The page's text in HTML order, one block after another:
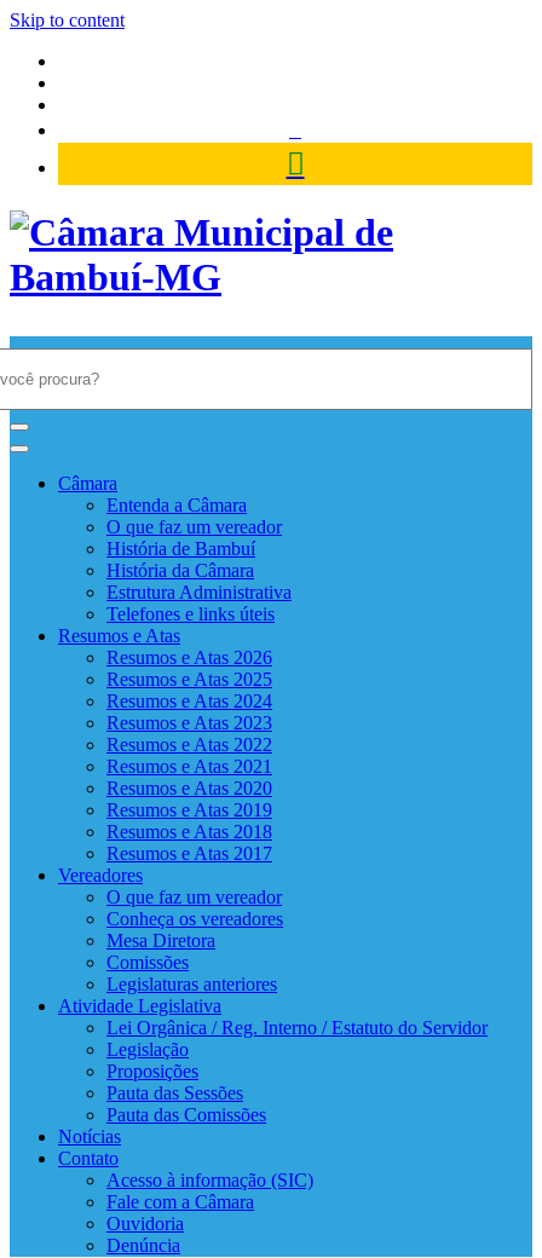
Skip to content
Câmara Municipal de Bambuí-
MG
Câmara
Entenda a Câmara
O que faz um vereador
História de Bambuí
História da Câmara
Estrutura Administrativa
Telefones e links úteis
Resumos e Atas
Resumos e Atas 2026
Resumos e Atas 2025
Resumos e Atas 2024
Resumos e Atas 2023
Resumos e Atas 2022
Resumos e Atas 2021
Resumos e Atas 2020
Resumos e Atas 2019
Resumos e Atas 2018
Resumos e Atas 2017
Vereadores
O que faz um vereador
Conheça os vereadores
Mesa Diretora
Comissões
Legislaturas anteriores
Atividade Legislativa
Lei Orgânica / Reg. Interno / Estatuto do Servidor
Legislação
Proposições
Pauta das Sessões
Pauta das Comissões
Notícias
Contato
Acesso à informação (SIC)
Fale com a Câmara
Ouvidoria
Denúncia